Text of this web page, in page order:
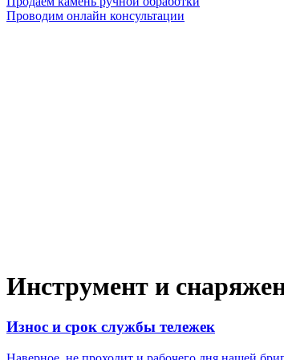
Проводим онлайн консультации
Инструмент и
Износ и срок службы тележек